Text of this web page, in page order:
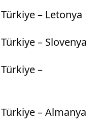
– Letonya
– Slovenya
–
– Almanya